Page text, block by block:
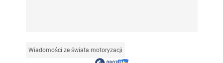
Wiadomości ze świata motoryzacji